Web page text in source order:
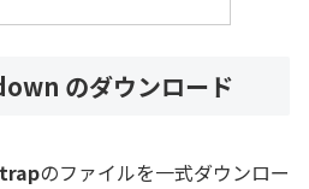
のダウンロード
のファイルを一式ダウンロー